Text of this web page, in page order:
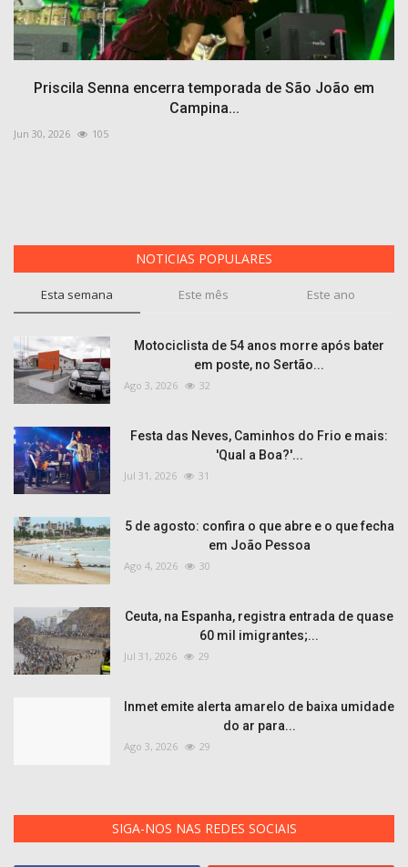
Priscila Senna encerra temporada de São João em
Campina...
Jun 30, 2026 105
NOTICIAS POPULARES
Esta semana Este mês Este ano
Motociclista de 54 anos morre após bater
em poste, no Sertão...
Ago 3, 2026 32
Festa das Neves, Caminhos do Frio e mais:
'Qual a Boa?'...
Jul 31, 2026 31
5 de agosto: confira o que abre e o que fecha
em João Pessoa
Ago 4, 2026 30
Ceuta, na Espanha, registra entrada de quase
60 mil imigrantes;...
Jul 31, 2026 29
Inmet emite alerta amarelo de baixa umidade
do ar para...
Ago 3, 2026 29
SIGA-NOS NAS REDES SOCIAIS